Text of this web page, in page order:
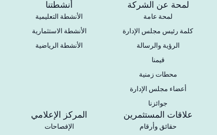
لمحة عن الشركة
لمحة عامة
كلمة رئيس مجلس الإدارة
الرؤية والرسالة
قيمنا
محطات زمنية
أعضاء مجلس الإدارة
جوائزنا
أنشطتنا
الأنشطة التعليمية
الأنشطة الاستثمارية
الأنشطة الرياضية
علاقات المستثمرين
حقائق وأرقام
المركز الإعلامي
الإفصاحات